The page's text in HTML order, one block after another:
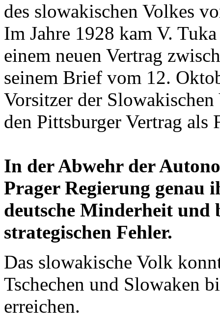
des slowakischen Volkes
Im Jahre 1928 kam V.
einem neuen Vertrag
seinem Brief vom 12.
Vorsitzer der
den Pittsburger Vertrag
In der Abwehr der
Prager Regierung genau
deutsche Minderheit und
strategischen Fehler.
Das slowakische Volk
Tschechen und Slowaken
erreichen.